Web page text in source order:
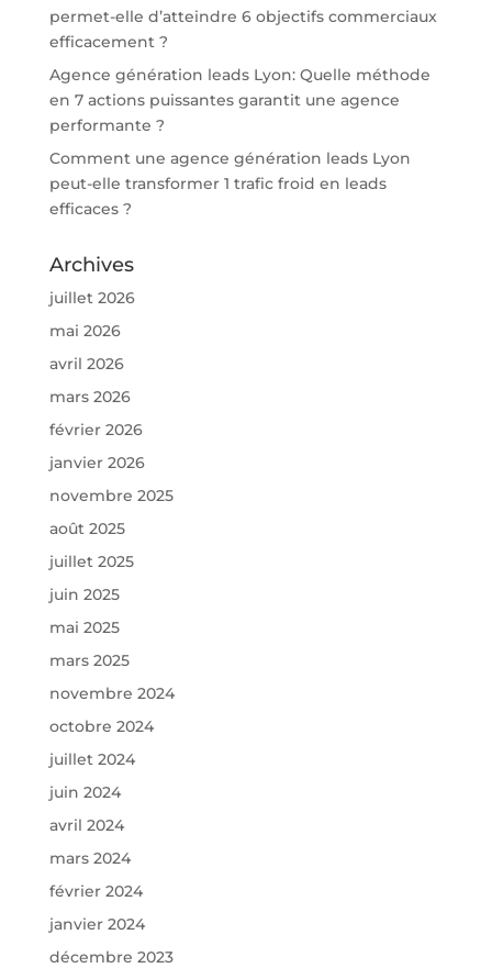
permet-elle d’atteindre 6 objectifs commerciaux
efficacement ?
Agence génération leads Lyon: Quelle méthode
en 7 actions puissantes garantit une agence
performante ?
Comment une agence génération leads Lyon
peut-elle transformer 1 trafic froid en leads
efficaces ?
Archives
juillet 2026
mai 2026
avril 2026
mars 2026
février 2026
janvier 2026
novembre 2025
août 2025
juillet 2025
juin 2025
mai 2025
mars 2025
novembre 2024
octobre 2024
juillet 2024
juin 2024
avril 2024
mars 2024
février 2024
janvier 2024
décembre 2023